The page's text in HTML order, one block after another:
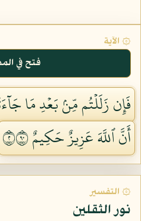
۞ الآية
فتح في
فَإِن زَلَلۡتُم مِّنۢ بَعۡدِ مَا
أَنَّ ٱللَّهَ عَزِيزٌ حَكِيمٌ ٢٠٩
۞ التفسير
نور الثقلين